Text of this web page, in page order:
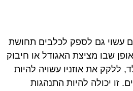
עשוי גם לספק לכלבים תחושת
שבו מציצת האגודל או חיבוק
ללקק את אוזניו עשויה להיות
זו יכולה להיות התנהגות